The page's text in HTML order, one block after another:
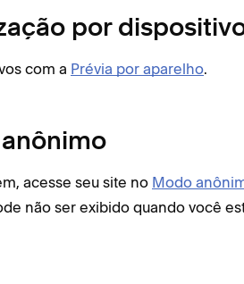
por
com a Prévia por aparelho.
acesse seu site no Modo
não ser exibido quando você